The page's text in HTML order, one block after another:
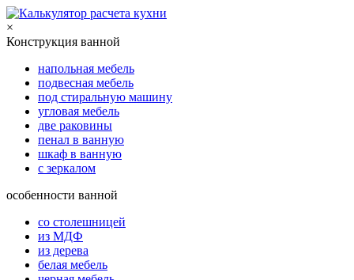
×
Конструкция ванной
напольная мебель
подвесная мебель
под стиральную машину
угловая мебель
две раковины
пенал в ванную
шкаф в ванную
с зеркалом
особенности ванной
со столешницей
из МДФ
из дерева
белая мебель